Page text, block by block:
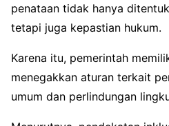
penataan tidak hanya
tetapi juga kepastian hukum.
Karena itu, pemerintah
menegakkan aturan terkait
umum dan perlindungan